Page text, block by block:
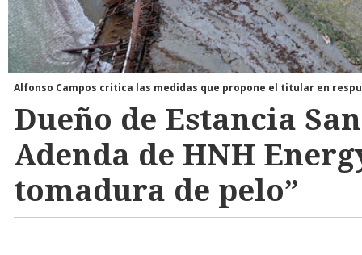
Alfonso Campos critica las medidas que propone el titular en
Dueño de Estancia
Adenda de HNH
tomadura de pelo”